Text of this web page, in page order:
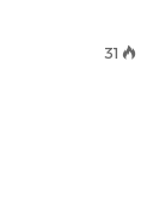
31